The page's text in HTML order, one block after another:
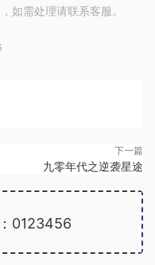
如需处理请联系客服。
下一篇
九零年代之逆袭星途
0123456